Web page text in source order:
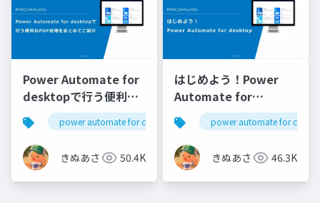
Power Automate for
desktopで行う便利な
PDF処理をまとめてご
紹介
power automate for desktop pad pa4d
きぬあさ 50.4K
はじめよう！Power
Automate for
desktop ～未経験者向
け～
power automate for
きぬあさ 46.3K